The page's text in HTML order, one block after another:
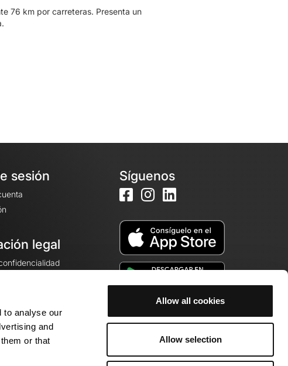
to analyse our
and
or that
Allow all cookies
Allow selection
76 km por carreteras. Presenta un
sesión
legal
de cookies
Síguenos